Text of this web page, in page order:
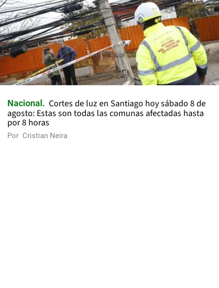
Nacional
Cortes de luz en Santiago hoy sábado 8 de
agosto: Estas son todas las comunas afectadas hasta
por 8 horas
Por Cristian Neira